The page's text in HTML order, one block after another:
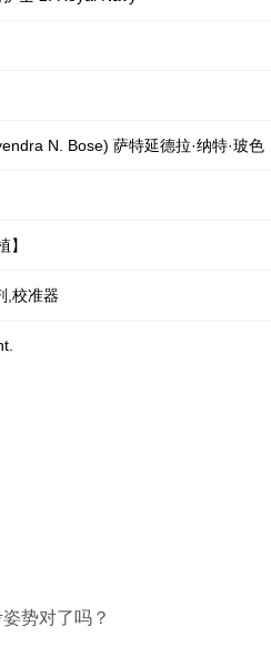
N. Bose) 萨特延德拉·纳特·玻
】
,校准器
势对了吗？